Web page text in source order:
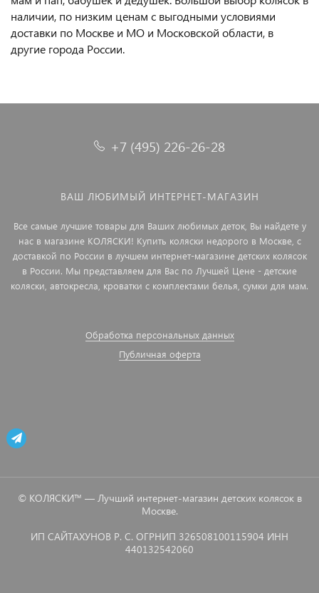
наличии, по низким ценам с выгодными условиями
доставки по Москве и МО и Московской области, в
другие города России.
+7 (495) 226-26-28
ВАШ ЛЮБИМЫЙ ИНТЕРНЕТ-МАГАЗИН
Все самые лучшие товары для Ваших любимых деток, Вы найдете у
нас в магазине КОЛЯСКИ! Купить коляски недорого в Москве, с
доставкой по России в лучшем интернет-магазине детских колясок
в России. Мы представляем для Вас по Лучшей Цене - детские
коляски, автокресла, кроватки с комплектами белья, сумки для мам.
Обработка персональных данных
Публичная оферта
© КОЛЯСКИ™ — Лучший интернет-магазин детских колясок в
Москве.
ИП САЙТАХУНОВ Р. С. ОГРНИП 326508100115904 ИНН
440132542060